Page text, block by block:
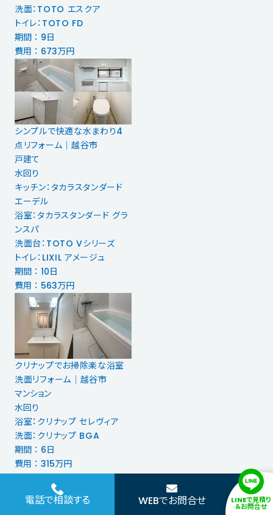
洗面：TOTO エスクア
トイレ：TOTO FD
期間 ： 9日
費用 ： 673万円
シンプルで快適な水まわり4
点リフォーム｜越谷市
戸建て
水回り
キッチン：タカラスタンダード
エーデル
浴室：タカラスタンダード グラ
ンスパ
洗面台：TOTO Vシリーズ
トイレ：LIXIL アメージュ
期間 ： 10日
費用 ： 563万円
クリナップでお掃除楽な浴室
洗面リフォーム│越谷市
マンション
水回り
浴室：クリナップ セレヴィア
洗面：クリナップ BGA
期間 ： 6日
費用 ： 315万円
電話で相談する WEBでお問合せ LINEで見積り
＆お問合せ